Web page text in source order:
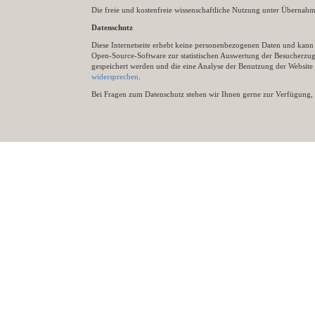
Die freie und kostenfreie wissenschaftliche Nutzung unter
Datenschutz
Diese Internetseite erhebt keine personenbezogenen Daten und
Open-Source-Software zur statistischen Auswertung der
gespeichert werden und die eine Analyse der Benutzung der
widersprechen
Bei Fragen zum Datenschutz stehen wir Ihnen gerne zur